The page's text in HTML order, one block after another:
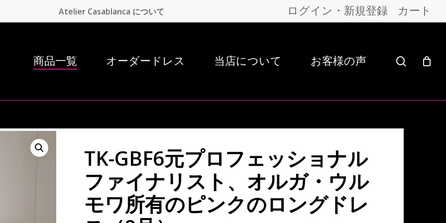
Atelier Casablanca について ログイン・新規登録 カート
商品一覧 オーダードレス 当店について お客様の声 search
TK-GBF6元プロフェッショナル
ファイナリスト、オルガ・ウル
モワ所有のピンクのロングドレ